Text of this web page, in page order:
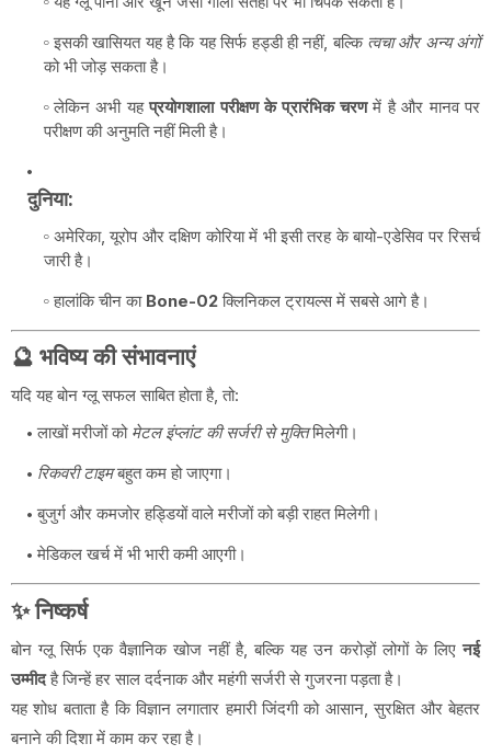
इसकी खासियत यह है कि यह सिर्फ हड्डी ही नहीं, बल्कि त्वचा और अन्य अंगों
को भी जोड़ सकता है।
लेकिन अभी यहप्रयोगशाला परीक्षण के प्रारंभिक चरणमें है और मानव पर
परीक्षण की अनुमति नहीं मिली है।
दुनिया:
अमेरिका, यूरोप और दक्षिण कोरिया में भी इसी तरह के बायो-एडेसिव पर रिसर्च
जारी है।
हालांकि चीन का Bone-02क्लिनिकल ट्रायल्स में सबसे आगे है।
🔮 भविष्य की संभावनाएं
यदि यह बोन ग्लू सफल साबित होता है, तो:
लाखों मरीजों को मेटल इंप्लांट की सर्जरी से मुक्तिमिलेगी।
रिकवरी टाइमबहुत कम हो जाएगा।
बुजुर्ग और कमजोर हड्डियों वाले मरीजों को बड़ी राहत मिलेगी।
मेडिकल खर्च में भी भारी कमी आएगी।
✨ निष्कर्ष
बोन ग्लू सिर्फ एक वैज्ञानिक खोज नहीं है, बल्कि यह उन करोड़ों लोगों के लिएनई
उम्मीदहै जिन्हें हर साल दर्दनाक और महंगी सर्जरी से गुजरना पड़ता है।
यह शोध बताता है कि विज्ञान लगातार हमारी जिंदगी को आसान, सुरक्षित और बेहतर
बनाने की दिशा में काम कर रहा है।